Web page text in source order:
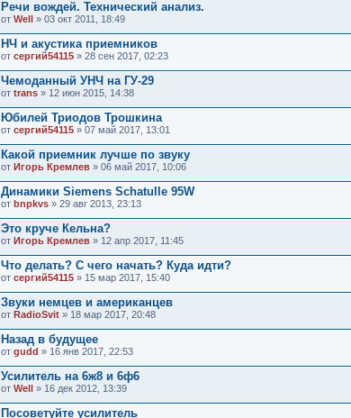
Речи вождей. Технический анализ.
от Well » 03 окт 2011, 18:49
НЧ и акустика приемников
от сергий54115 » 28 сен 2017, 02:23
Чемоданный УНЧ на ГУ-29
от trans » 12 июн 2015, 14:38
Юбилей Триодов Трошкина
от сергий54115 » 07 май 2017, 13:01
Какой приемник лучше по звуку
от Игорь Кремлев » 06 май 2017, 10:06
Динамики Siemens Schatulle 95W
от bnpkvs » 29 авг 2013, 23:13
Это круче Кельна?
от Игорь Кремлев » 12 апр 2017, 11:45
Что делать? С чего начать? Куда идти?
от сергий54115 » 15 мар 2017, 15:40
Звуки немцев и американцев
от RadioSvit » 18 мар 2017, 20:48
Назад в будущее
от gudd » 16 янв 2017, 22:53
Усилитель на 6ж8 и 6ф6
от Well » 16 дек 2012, 13:39
Посоветуйте усилитель